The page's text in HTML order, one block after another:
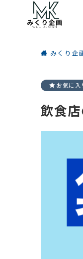
みくり企
お気に入
飲食